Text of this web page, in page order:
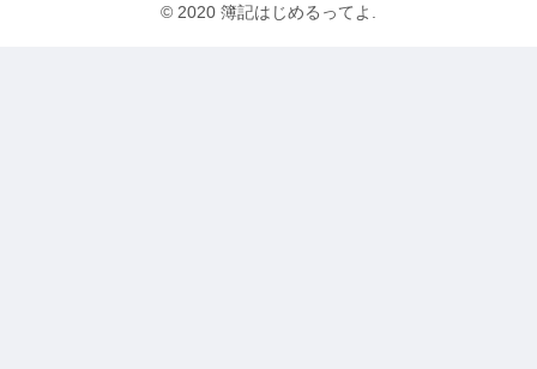
© 2020 簿記はじめるってよ.